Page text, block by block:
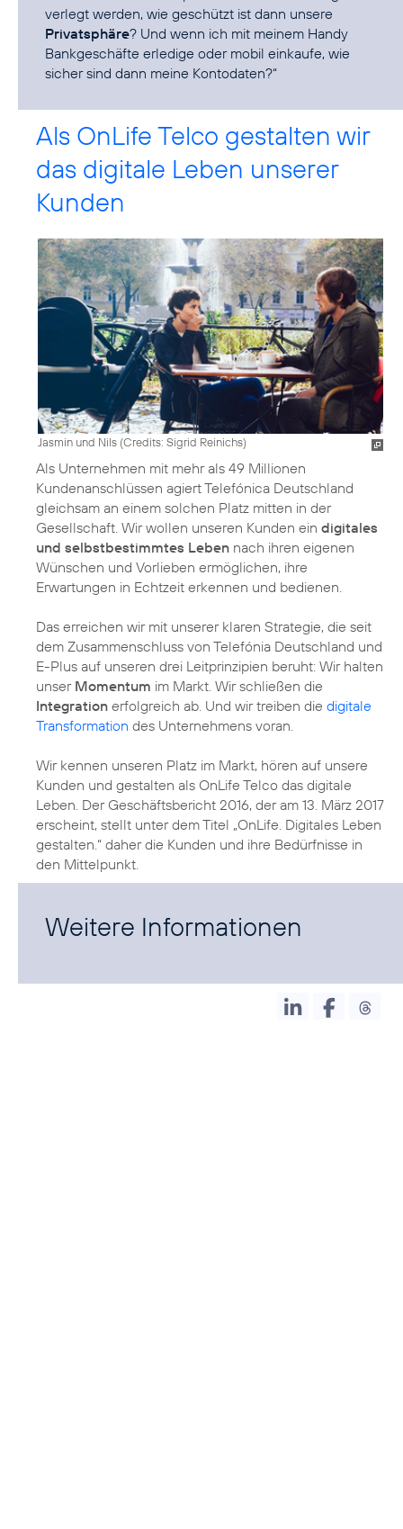
verlegt werden, wie geschützt ist dann unsere
Privatsphäre? Und wenn ich mit meinem Handy
Bankgeschäfte erledige oder mobil einkaufe, wie
sicher sind dann meine Kontodaten?“
Als OnLife Telco gestalten wir
das digitale Leben unserer
Kunden
Jasmin und Nils (Credits: Sigrid Reinichs)
Als Unternehmen mit mehr als 49 Millionen
Kundenanschlüssen agiert Telefónica Deutschland
gleichsam an einem solchen Platz mitten in der
Gesellschaft. Wir wollen unseren Kunden ein digitales
und selbstbestimmtes Leben nach ihren eigenen
Wünschen und Vorlieben ermöglichen, ihre
Erwartungen in Echtzeit erkennen und bedienen.
Das erreichen wir mit unserer klaren Strategie, die seit
dem Zusammenschluss von Telefónia Deutschland und
E-Plus auf unseren drei Leitprinzipien beruht: Wir halten
unser Momentum im Markt. Wir schließen die
Integration erfolgreich ab. Und wir treiben die digitale
Transformation des Unternehmens voran.
Wir kennen unseren Platz im Markt, hören auf unsere
Kunden und gestalten als OnLife Telco das digitale
Leben. Der Geschäftsbericht 2016, der am 13. März 2017
erscheint, stellt unter dem Titel „OnLife. Digitales Leben
gestalten.“ daher die Kunden und ihre Bedürfnisse in
den Mittelpunkt.
Weitere Informationen